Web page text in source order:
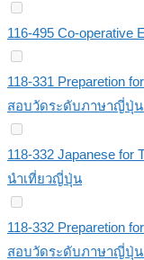
116-495 Co-operative
118-331 Preparetion
สอบวัดระดับภาษาญี่ปุ่น
118-332 Japanese
นำเที่ยวญี่ปุ่น
118-332 Preparetion
สอบวัดระดับภาษาญี่ปุ่น